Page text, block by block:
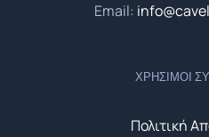
Email:
ΧΡΉΣΙΜΟΙ
Πολιτική